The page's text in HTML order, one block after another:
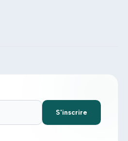
S'inscrire